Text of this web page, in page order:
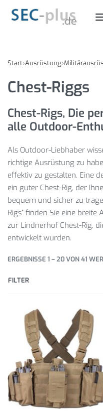
Start›Ausrüstung›
Chest-Riggs
Chest-Rigs, Die
alle Outdoor-
Als Outdoor-Liebhaber
richtige Ausrüstung zu
effektiv zu gestalten. Eine
ein guter Chest-Rig, der
bequem und sicher zu
Rigs“ finden Sie eine
zur Lindnerhof Chest-Rig,
entwickelt wurden.
ERGEBNISSE 1 – 20 VON 41
FILTER